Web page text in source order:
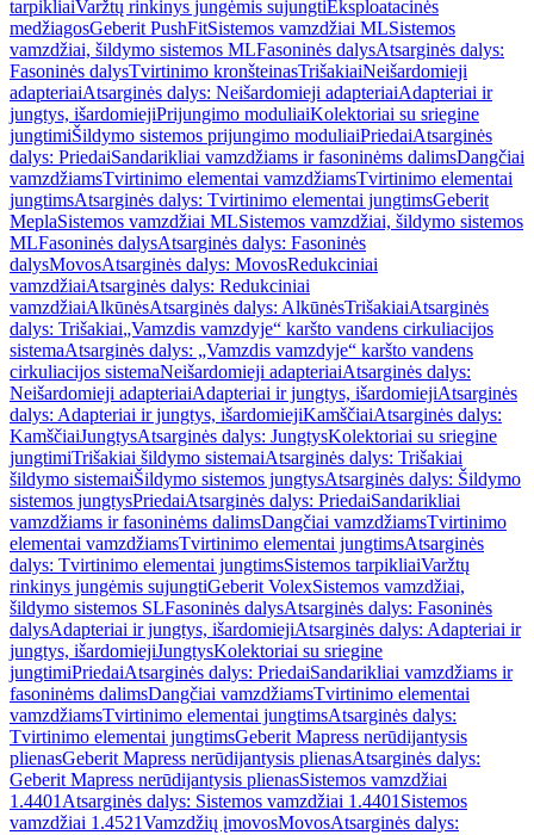
tarpikliaiVaržtų rinkinys jungėmis sujungtiEksploatacinės
medžiagosGeberit PushFitSistemos vamzdžiai MLSistemos
vamzdžiai, šildymo sistemos MLFasoninės dalysAtsarginės dalys:
Fasoninės dalysTvirtinimo kronšteinasTrišakiaiNeišardomieji
adapteriaiAtsarginės dalys: Neišardomieji adapteriaiAdapteriai ir
jungtys, išardomiejiPrijungimo moduliaiKolektoriai su sriegine
jungtimiŠildymo sistemos prijungimo moduliaiPriedaiAtsarginės
dalys: PriedaiSandarikliai vamzdžiams ir fasoninėms dalimsDangčiai
vamzdžiamsTvirtinimo elementai vamzdžiamsTvirtinimo elementai
jungtimsAtsarginės dalys: Tvirtinimo elementai jungtimsGeberit
MeplaSistemos vamzdžiai MLSistemos vamzdžiai, šildymo sistemos
MLFasoninės dalysAtsarginės dalys: Fasoninės
dalysMovosAtsarginės dalys: MovosRedukciniai
vamzdžiaiAtsarginės dalys: Redukciniai
vamzdžiaiAlkūnėsAtsarginės dalys: AlkūnėsTrišakiaiAtsarginės
dalys: Trišakiai„Vamzdis vamzdyje“ karšto vandens cirkuliacijos
sistemaAtsarginės dalys: „Vamzdis vamzdyje“ karšto vandens
cirkuliacijos sistemaNeišardomieji adapteriaiAtsarginės dalys:
Neišardomieji adapteriaiAdapteriai ir jungtys, išardomiejiAtsarginės
dalys: Adapteriai ir jungtys, išardomiejiKamščiaiAtsarginės dalys:
KamščiaiJungtysAtsarginės dalys: JungtysKolektoriai su sriegine
jungtimiTrišakiai šildymo sistemaiAtsarginės dalys: Trišakiai
šildymo sistemaiŠildymo sistemos jungtysAtsarginės dalys: Šildymo
sistemos jungtysPriedaiAtsarginės dalys: PriedaiSandarikliai
vamzdžiams ir fasoninėms dalimsDangčiai vamzdžiamsTvirtinimo
elementai vamzdžiamsTvirtinimo elementai jungtimsAtsarginės
dalys: Tvirtinimo elementai jungtimsSistemos tarpikliaiVaržtų
rinkinys jungėmis sujungtiGeberit VolexSistemos vamzdžiai,
šildymo sistemos SLFasoninės dalysAtsarginės dalys: Fasoninės
dalysAdapteriai ir jungtys, išardomiejiAtsarginės dalys: Adapteriai ir
jungtys, išardomiejiJungtysKolektoriai su sriegine
jungtimiPriedaiAtsarginės dalys: PriedaiSandarikliai vamzdžiams ir
fasoninėms dalimsDangčiai vamzdžiamsTvirtinimo elementai
vamzdžiamsTvirtinimo elementai jungtimsAtsarginės dalys:
Tvirtinimo elementai jungtimsGeberit Mapress nerūdijantysis
plienasGeberit Mapress nerūdijantysis plienasAtsarginės dalys:
Geberit Mapress nerūdijantysis plienasSistemos vamzdžiai
1.4401 Atsarginės dalys: Sistemos vamzdžiai 1.4401 Sistemos
vamzdžiai 1.4521Vamzdžių įmovosMovosAtsarginės dalys: